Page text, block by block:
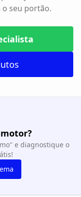
seu portão.
e diagnostique o